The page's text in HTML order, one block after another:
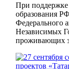
При
образования
Федерального
Независимых
проживающих